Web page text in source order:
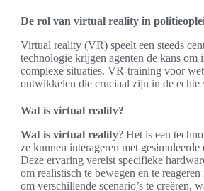
De rol van virtual reality in
Virtual reality (VR) speelt een steeds
technologie krijgen agenten de kans om
complexe situaties. VR-training voor
ontwikkelen die cruciaal zijn in de echte
Wat is virtual reality?
Wat is virtual reality? Het is een
ze kunnen interageren met
Deze ervaring vereist specifieke
om realistisch te bewegen en te
om verschillende scenario’s te creëren,